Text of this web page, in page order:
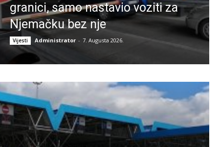
granici, samo nastavio voziti za
Njemačku bez nje
Vijesti Administrator - 7. Augusta 2026.